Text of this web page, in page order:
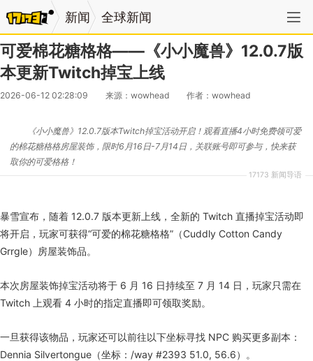
新闻 全球新闻
可爱棉花糖格格——《小小魔兽》12.0.7版
本更新Twitch掉宝上线
2026-06-12 02:28:09 来源：wowhead 作者：wowhead
17173 新闻导语
《小小魔兽》12.0.7版本Twitch掉宝活动开启！观看直播4小时免费领可爱
的棉花糖格格房屋装饰，限时6月16日-7月14日，关联账号即可参与，快来获
取你的可爱格格！
暴雪宣布，随着 12.0.7 版本更新上线，全新的 Twitch 直播掉宝活动即
将开启，玩家可获得“可爱的棉花糖格格”（Cuddly Cotton Candy
Grrgle）房屋装饰品。
本次房屋装饰掉宝活动将于 6 月 16 日持续至 7 月 14 日，玩家只需在
Twitch 上观看 4 小时的指定直播即可领取奖励。
一旦获得该物品，玩家还可以前往以下坐标寻找 NPC 购买更多副本：
Dennia Silvertongue（坐标：/way #2393 51.0, 56.6）。